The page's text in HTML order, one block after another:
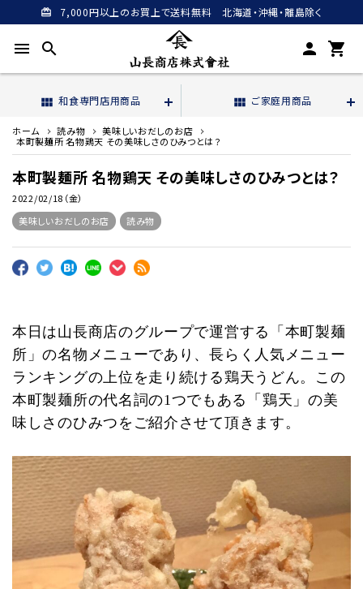
card_giftcard 7,000円以上のお買上で送料無料 北海道・沖縄・離島除く
menu search person shopping_cart
view_module 和食専門店用商品 view_module ご家庭用商品
ホーム 読み物
美味しいおだしのお店
本町製麺所 名物鶏天 その美味しさのひみつとは？
本町製麺所 名物鶏天 その美味しさのひみつとは？
2022/02/18（金）
美味しいおだしのお店
読み物
本日は山長商店のグループで運営する「本町製麺
所」の名物メニューであり、長らく人気メニュー
ランキングの上位を走り続ける鶏天うどん。この
本町製麺所の代名詞の1つでもある「鶏天」の美
味しさのひみつをご紹介させて頂きます。